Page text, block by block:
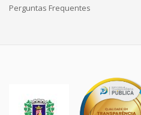
Perguntas Frequentes